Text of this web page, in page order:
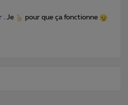
. Je pour que ça fonctionne